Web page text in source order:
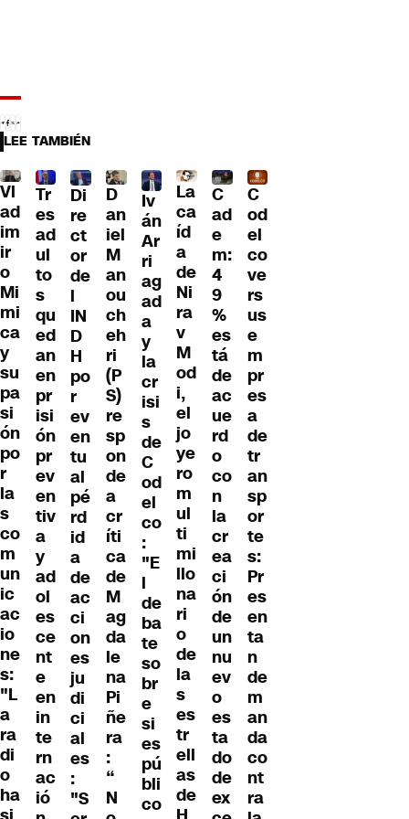
LEE TAMBIÉN
Vl
ad
im
ir
o
Mi
mi
ca
y
su
pa
si
ón
po
r
la
s
co
m
un
ic
ac
io
ne
s:
"L
a
ra
di
o
ha
Tr
es
ad
ul
to
s
qu
ed
an
en
pr
isi
ón
pr
ev
en
tiv
a
y
ad
ol
es
ce
nt
e
en
in
te
rn
ac
ió
Di
re
ct
or
de
l
IN
D
H
po
r
ev
en
tu
al
pé
rd
id
a
de
ac
ci
on
es
ju
di
ci
al
es
:
"S
D
an
iel
M
an
ou
ch
eh
ri
(P
S)
re
sp
on
de
a
cr
íti
ca
de
M
ag
da
le
na
Pi
ñe
ra
:
“
N
Iv
án
Ar
ri
ag
ad
a
y
la
cr
isi
s
de
C
od
el
co
:
"E
l
de
ba
te
so
br
e
si
es
pú
bli
co
La
ca
íd
a
de
Ni
ra
v
M
od
i,
el
jo
ye
ro
m
ul
ti
mi
llo
na
ri
o
de
la
s
es
tr
ell
as
de
C
ad
e
m:
4
9
%
es
tá
de
ac
ue
rd
o
co
n
la
cr
ea
ci
ón
de
un
nu
ev
o
es
ta
do
de
ex
C
od
el
co
ve
rs
us
e
m
pr
es
a
de
tr
an
sp
or
te
s:
Pr
es
en
ta
n
de
m
an
da
co
nt
ra